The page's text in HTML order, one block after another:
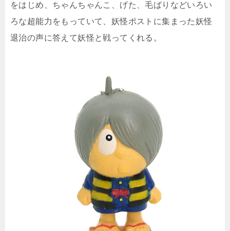
をはじめ、ちゃんちゃんこ、げた、毛ばりなどいろい
ろな超能力をもっていて、妖怪ポストに集まった妖怪
退治の声に答えて妖怪と戦ってくれる。